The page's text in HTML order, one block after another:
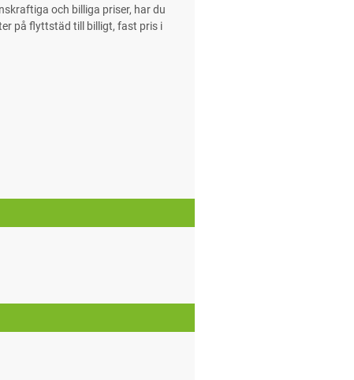
och billiga priser, har du
på flyttstäd till billigt, fast pris i